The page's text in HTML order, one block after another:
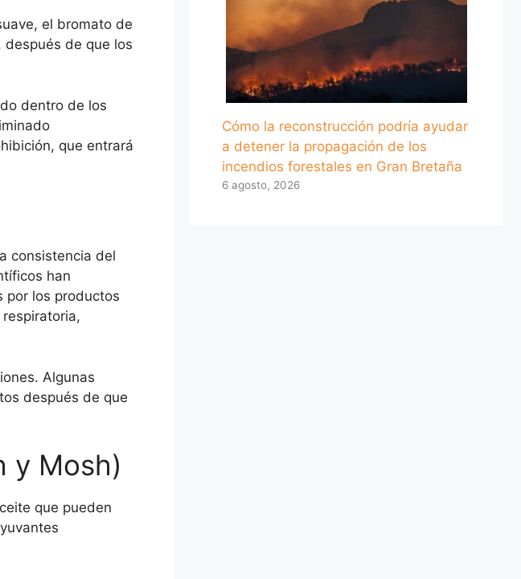
el bromato de
después de que los
dentro de los
que entrará
consistencia del
han
por los productos
Algunas
después de que
y Mosh)
que pueden
Cómo la reconstrucción podría ayudar
a detener la propagación de los
incendios forestales en Gran Bretaña
6 agosto, 2026